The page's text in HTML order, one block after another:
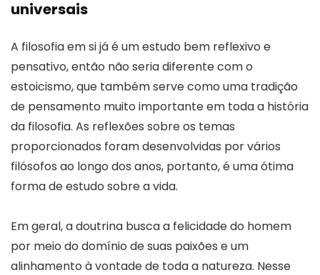
universais
A filosofia em si já é um estudo bem reflexivo e
pensativo, então não seria diferente com o
estoicismo, que também serve como uma tradição
de pensamento muito importante em toda a história
da filosofia. As reflexões sobre os temas
proporcionados foram desenvolvidas por vários
filósofos ao longo dos anos, portanto, é uma ótima
forma de estudo sobre a vida.
Em geral, a doutrina busca a felicidade do homem
por meio do domínio de suas paixões e um
alinhamento à vontade de toda a natureza. Nesse